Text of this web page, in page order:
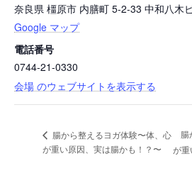
奈良県 橿原市 内膳町 5-2-33 中和八木
Google マップ
電話番号
0744-21-0330
会場 のウェブサイトを表示する
腸から整えるヨガ体験〜体、心
が重い原因、実は腸かも！？〜
腸
が重